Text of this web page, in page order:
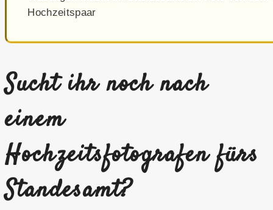
Sucht ihr noch nach
einem
Hochzeitsfotografen fürs
Standesamt?